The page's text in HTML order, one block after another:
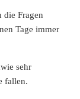
die Fragen
Tage immer
sehr
fallen.